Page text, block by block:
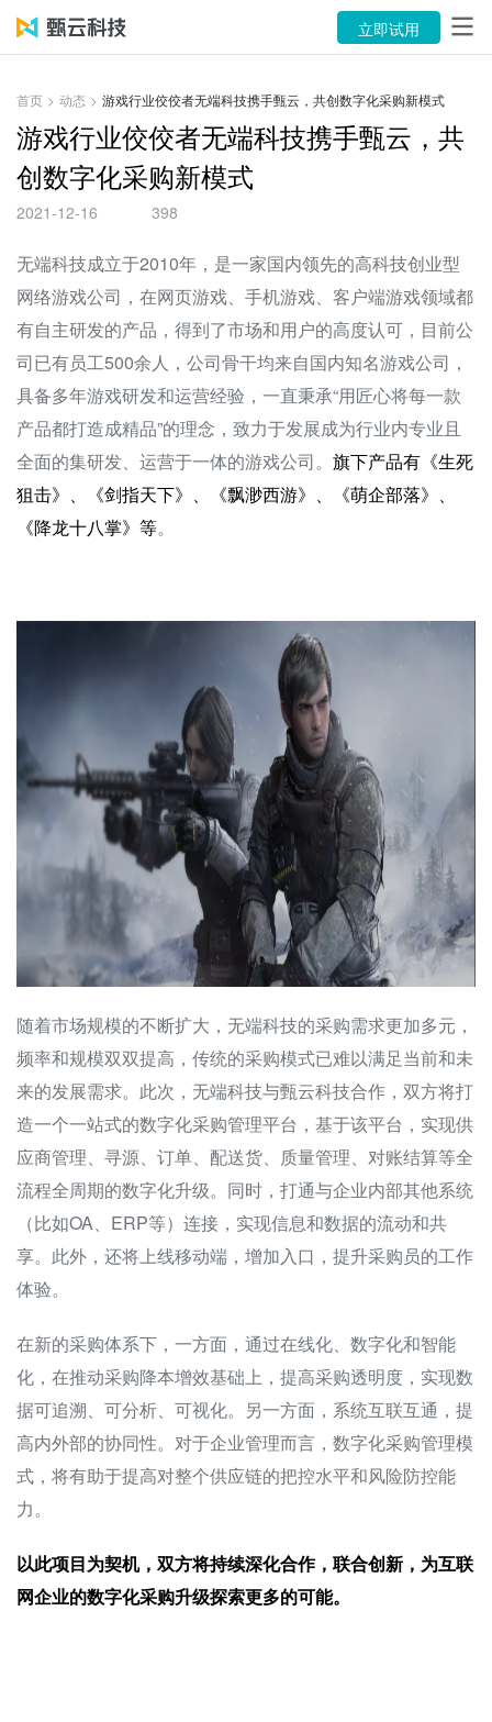
产品
案例
资源中心
立即试用
售前咨询：400-116-6869
售后服务：400-116-0808
立即试用
首页 > 动态 > 游戏行业佼佼者无端科技携手甄云，共创数字化采购新模式
游戏行业佼佼者无端科技携手甄云，共
创数字化采购新模式
2021-12-16 398
无端科技成立于2010年，是一家国内领先的高科技创业型
网络游戏公司，在网页游戏、手机游戏、客户端游戏领域都
有自主研发的产品，得到了市场和用户的高度认可，目前公
司已有员工500余人，公司骨干均来自国内知名游戏公司，
具备多年游戏研发和运营经验，一直秉承“用匠心将每一款
产品都打造成精品”的理念，致力于发展成为行业内专业且
全面的集研发、运营于一体的游戏公司。 旗下产品有《生死
狙击》、《剑指天下》、《飘渺西游》、《萌企部落》、
《降龙十八掌》等。
随着市场规模的不断扩大，无端科技的采购需求更加多元，
频率和规模双双提高，传统的采购模式已难以满足当前和未
来的发展需求。此次，无端科技与甄云科技合作，双方将打
造一个一站式的数字化采购管理平台，基于该平台，实现供
应商管理、寻源、订单、配送货、质量管理、对账结算等全
流程全周期的数字化升级。同时，打通与企业内部其他系统
（比如OA、ERP等）连接，实现信息和数据的流动和共
享。此外，还将上线移动端，增加入口，提升采购员的工作
体验。
在新的采购体系下，一方面，通过在线化、数字化和智能
化，在推动采购降本增效基础上，提高采购透明度，实现数
据可追溯、可分析、可视化。另一方面，系统互联互通，提
高内外部的协同性。对于企业管理而言，数字化采购管理模
式，将有助于提高对整个供应链的把控水平和风险防控能
力。
以此项目为契机，双方将持续深化合作，联合创新，为互联
网企业的数字化采购升级探索更多的可能。